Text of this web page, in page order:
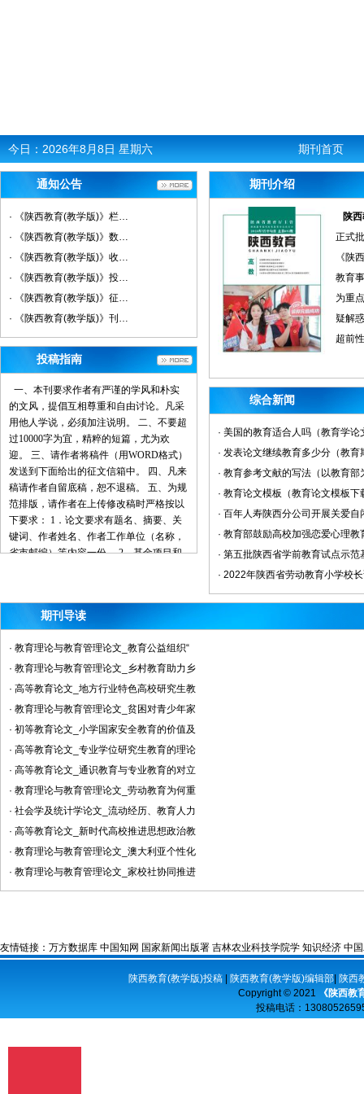
今日： 2026年8月8日 星期六 期刊首页
通知公告
· 《陕西教育(教学版)》栏目设置
· 《陕西教育(教学版)》数据库收录影响力
· 《陕西教育(教学版)》收稿方向
· 《陕西教育(教学版)》投稿方式
· 《陕西教育(教学版)》征稿要求
· 《陕西教育(教学版)》刊物宗旨
投稿指南
一、本刊要求作者有严谨的学风和朴实
的文风，提倡互相尊重和自由讨论。凡采
用他人学说，必须加注说明。 二、不要超
过10000字为宜，精粹的短篇，尤为欢
迎。 三、请作者将稿件（用WORD格式）
发送到下面给出的征文信箱中。 四、凡来
稿请作者自留底稿，恕不退稿。 五、为规
范排版，请作者在上传修改稿时严格按以
下要求： 1．论文要求有题名、摘要、关
键词、作者姓名、作者工作单位（名称，
省市邮编）等内容一份。 2．基金项目和
－），性别，民族（汉族可省略），籍
贯，职称，学位，研究方向。 3．文章一
拉伯数字分级编号法，一般用两级。插图
下方应注明图序和图名。表格应采用三线
表，表格上方应注明表序和表名。 4．参
的、最主要的、发表在正式出版物上的文
献。其他相关注释可用脚注在当页标注。
参考文献的著录应执行国家标准GB7714-
87的规定，采用顺序编码制。 ...
期刊介绍
陕
正式
《陕
教育
为重
疑解
超前
综合新闻
· 美国的教育适合人吗（教育学论
· 发表论文继续教育多少分（教
· 教育参考文献的写法（以教育
· 教育论文模板（教育论文模板下
· 百年人寿陕西分公司开展关爱
· 教育部鼓励高校加强恋爱心理
· 第五批陕西省学前教育试点示
· 2022年陕西省劳动教育小学校
期刊导读
· 教育理论与教育管理论文_教育公益组织“
· 教育理论与教育管理论文_乡村教育助力乡
· 高等教育论文_地方行业特色高校研究生教
· 教育理论与教育管理论文_贫困对青少年家
· 初等教育论文_小学国家安全教育的价值及
· 高等教育论文_专业学位研究生教育的理论
· 高等教育论文_通识教育与专业教育的对立
· 教育理论与教育管理论文_劳动教育为何重
· 社会学及统计学论文_流动经历、教育人力
· 高等教育论文_新时代高校推进思想政治教
· 教育理论与教育管理论文_澳大利亚个性化
· 教育理论与教育管理论文_家校社协同推进
友情链接： 万方数据库 中国知网 国家新闻出版署 吉林农业科技学院学 知识经济 中
陕西教育(教学版)投稿| 陕西教育(教学版)编辑部| 陕西
Copyright © 2021
《陕西教
投稿电话：